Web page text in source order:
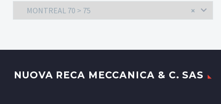
×
MONTREAL 70 > 75
NUOVA RECA MECCANICA & C. SAS